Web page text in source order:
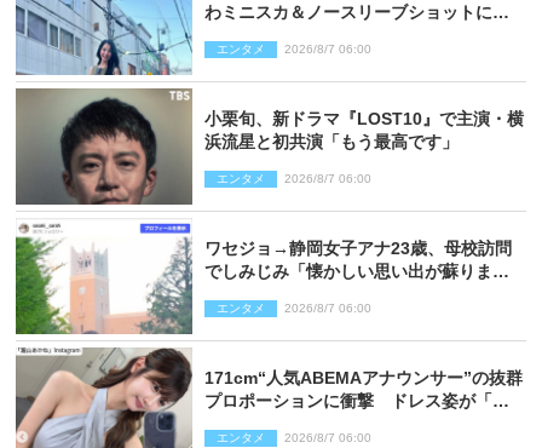
わミニスカ＆ノースリーブショットに反
エンタメ 2026/8/7 06:00
小栗旬、新ドラマ『LOST10』で主演・横
浜流星と初共演「もう最高です」
エンタメ 2026/8/7 06:00
ワセジョ→静岡女子アナ23歳、母校訪問
でしみじみ「懐かしい思い出が蘇りまし
エンタメ 2026/8/7 06:00
171cm“人気ABEMAアナウンサー”の抜群
プロポーションに衝撃 ドレス姿が「美
エンタメ 2026/8/7 06:00